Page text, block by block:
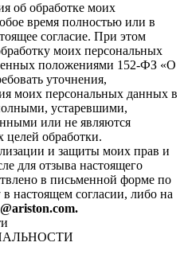
об обработке моих
время полностью или в
согласие. При этом
моих персональных
положениями 152-ФЗ «О
уточнения,
моих персональных данных в
устаревшими,
или не являются
целей обработки.
и защиты моих прав и
для отзыва настоящего
в письменной форме по
настоящем согласии, либо на